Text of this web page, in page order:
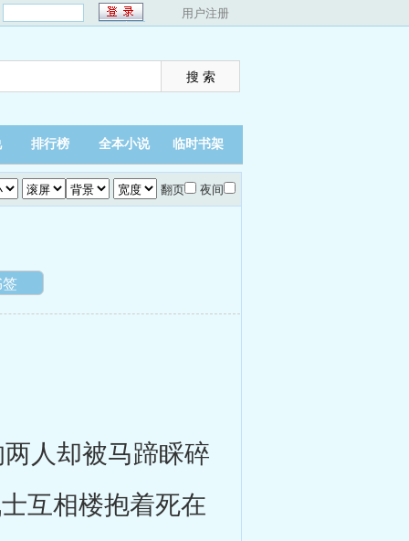
用户注册
排行榜 全本小说 临时书架
翻页 夜间
却被马蹄睬碎
相楼抱着死在